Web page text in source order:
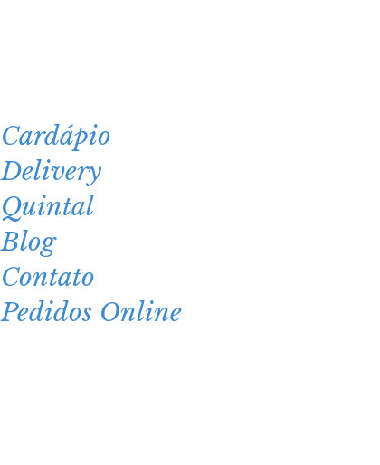
Cardápio
Delivery
Quintal
Blog
Contato
Pedidos Online